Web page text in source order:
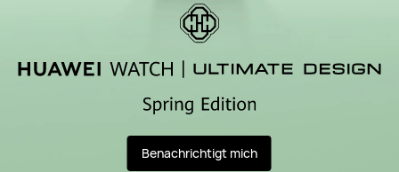
Benachrichtigt mich